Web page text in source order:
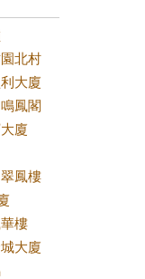
北村
大廈
鳴鳳閣
廈
翠鳳樓
樓
大廈